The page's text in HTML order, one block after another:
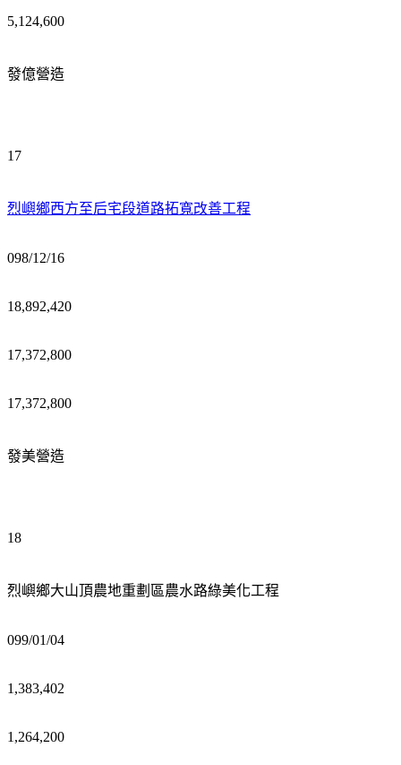
5,124,600
發億營造
17
烈嶼鄉西方至后宅段道路拓寬改善工程
098/12/16
18,892,420
17,372,800
17,372,800
發美營造
18
烈嶼鄉大山頂農地重劃區農水路綠美化工程
099/01/04
1,383,402
1,264,200